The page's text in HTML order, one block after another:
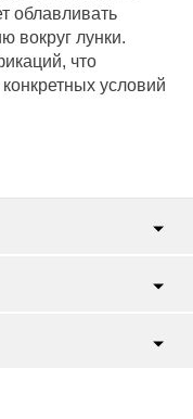
облавливать
вокруг лунки.
что
условий